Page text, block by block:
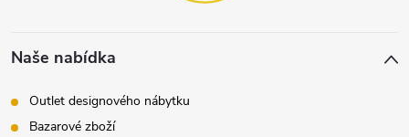
Naše nabídka
Outlet designového nábytku
Bazarové zboží